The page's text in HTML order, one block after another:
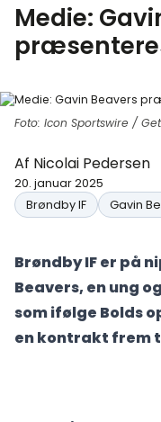
Medie:
Foto: Icon Sportswire /
Af Nicolai Pedersen
20. januar 2025
Brøndby IF
Gavin
Brøndby IF er på
Beavers, en ung
som ifølge Bolds
en kontrakt frem